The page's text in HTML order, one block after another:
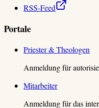
RSS-Feed
Portale
Priester & Theologen
Anmeldung für
Mitarbeiter
Anmeldung für das